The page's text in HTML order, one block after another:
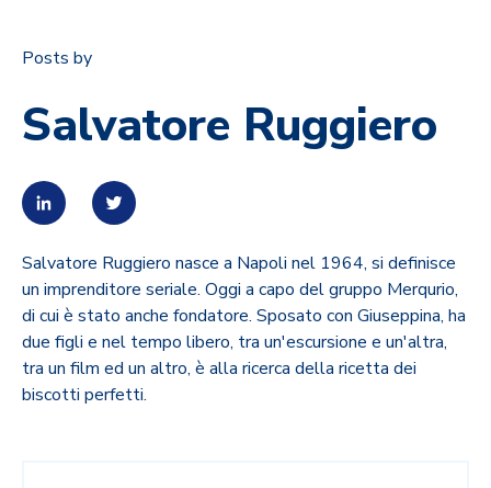
Posts by
Salvatore Ruggiero
Salvatore Ruggiero nasce a Napoli nel 1964, si definisce
un imprenditore seriale. Oggi a capo del gruppo Merqurio,
di cui è stato anche fondatore. Sposato con Giuseppina, ha
due figli e nel tempo libero, tra un'escursione e un'altra,
tra un film ed un altro, è alla ricerca della ricetta dei
biscotti perfetti.